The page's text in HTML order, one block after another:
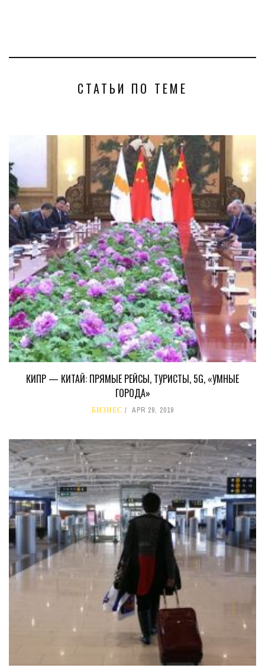
СТАТЬИ ПО ТЕМЕ
КИПР — КИТАЙ: ПРЯМЫЕ РЕЙСЫ, ТУРИСТЫ, 5G, «УМНЫЕ
ГОРОДА»
БИЗНЕС APR 29, 2019